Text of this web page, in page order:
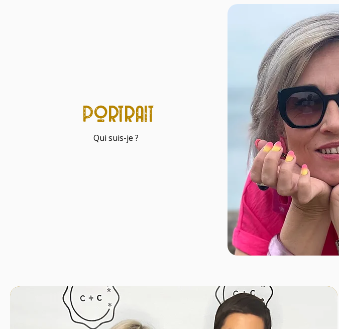
portrait
Qui suis-je ?